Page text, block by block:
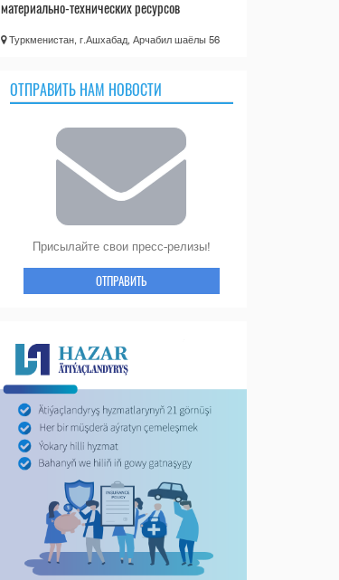
материально-технических ресурсов
Туркменистан, г.Ашхабад, Арчабил шаёлы 56
ОТПРАВИТЬ НАМ НОВОСТИ
Присылайте свои пресс-релизы!
ОТПРАВИТЬ